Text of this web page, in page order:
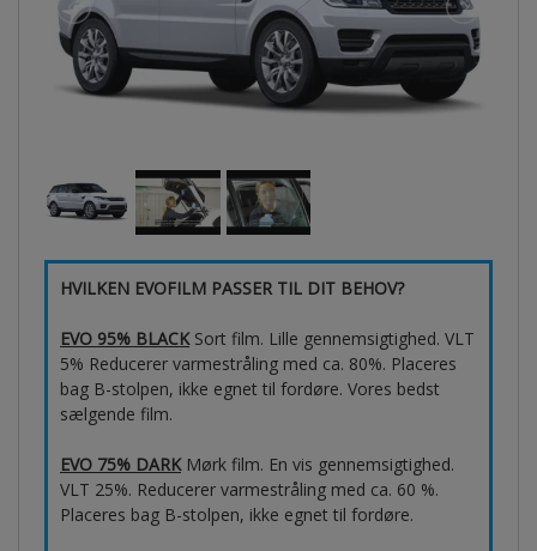
HVILKEN EVOFILM PASSER TIL DIT BEHOV?
EVO 95% BLACKSort film. Lille gennemsigtighed. VLT
5% Reducerer varmestråling med ca. 80%. Placeres
bag B-stolpen, ikke egnet til fordøre. Vores bedst
sælgende film.
EVO 75% DARKMørk film. En vis gennemsigtighed.
VLT 25%. Reducerer varmestråling med ca. 60 %.
Placeres bag B-stolpen, ikke egnet til fordøre.